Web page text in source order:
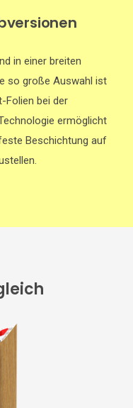
in einer breiten
so große Auswahl ist
Folien bei der
ermöglicht
Beschichtung auf